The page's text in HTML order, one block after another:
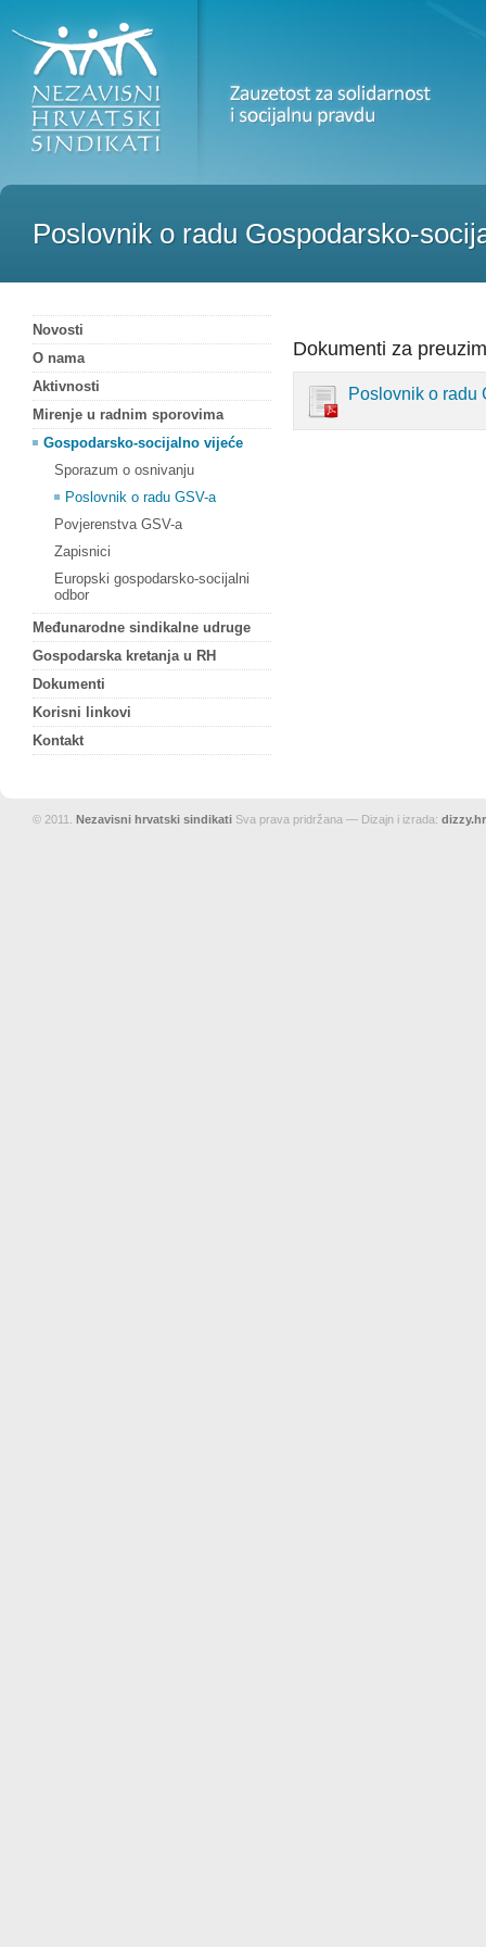
Poslovnik o radu Gospodarsko-
Dokumenti za
Poslovnik o radu
Novosti
O nama
Aktivnosti
Mirenje u radnim sporovima
Gospodarsko-socijalno vijeće
Sporazum o osnivanju
Poslovnik o radu GSV-a
Povjerenstva GSV-a
Zapisnici
Europski gospodarsko-socijalni
odbor
Međunarodne sindikalne udruge
Gospodarska kretanja u RH
Dokumenti
Korisni linkovi
Kontakt
© 2011. Nezavisni hrvatski sindikati Sva prava pridržana — Dizajn i izrada: dizzy.hr